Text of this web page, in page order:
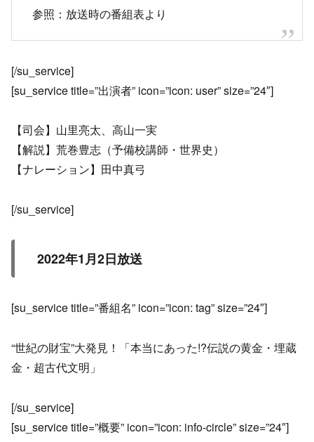
参照：放送時の番組表より
[/su_service]
[su_service title=”出演者” icon=”icon: user” size=”24″]
【司会】山里亮太、高山一実
【解説】荒巻豊志（予備校講師・世界史）
【ナレーション】田中真弓
[/su_service]
2022年1月2日放送
[su_service title=”番組名” icon=”icon: tag” size=”24″]
“世紀の財宝”大発見！「本当にあった!?伝説の黄金・埋蔵
金・超古代文明」
[/su_service]
[su_service title=”概要” icon=”icon: info-circle” size=”24″]